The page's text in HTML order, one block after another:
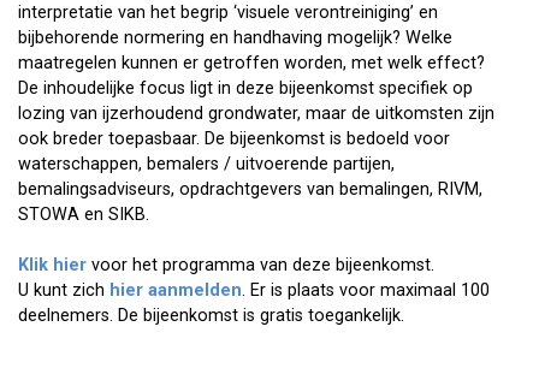
interpretatie van het begrip ‘visuele verontreiniging’ en
bijbehorende normering en handhaving mogelijk? Welke
maatregelen kunnen er getroffen worden, met welk effect?
De inhoudelijke focus ligt in deze bijeenkomst specifiek op
lozing van ijzerhoudend grondwater, maar de uitkomsten zijn
ook breder toepasbaar. De bijeenkomst is bedoeld voor
waterschappen, bemalers / uitvoerende partijen,
bemalingsadviseurs, opdrachtgevers van bemalingen, RIVM,
STOWA en SIKB.
Klik hier voor het programma van deze bijeenkomst.
U kunt zich hier aanmelden. Er is plaats voor maximaal 100
deelnemers. De bijeenkomst is gratis toegankelijk.